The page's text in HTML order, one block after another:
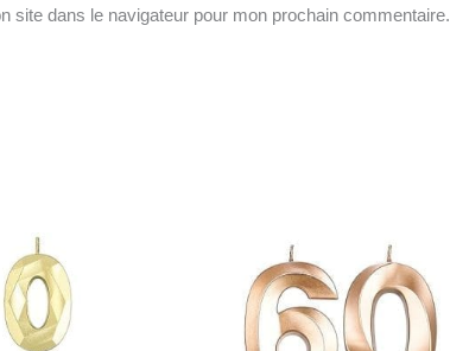
site dans le navigateur pour mon prochain commentaire.